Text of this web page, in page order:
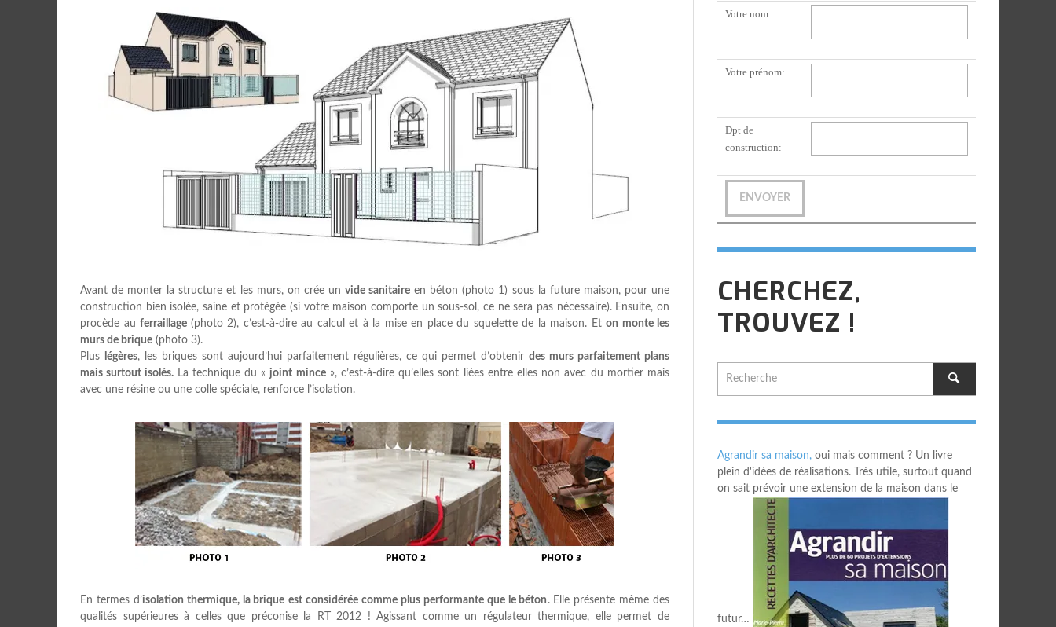
Avant de monter la structure et les murs, on crée un vide sanitaire en béton (photo 1) sous la future maison, pour une
construction bien isolée, saine et protégée (si votre maison comporte un sous-sol, ce ne sera pas nécessaire). Ensuite, on
procède au ferraillage (photo 2), c’est-à-dire au calcul et à la mise en place du squelette de la maison. Et on monte les
murs de brique (photo 3).
Plus
légères, les briques sont aujourd’hui parfaitement régulières, ce qui permet d’obtenir des murs parfaitement plans
mais surtout isolés. La technique du « joint mince», c’est-à-dire qu’elles sont liées entre elles non avec du mortier mais
avec une résine ou une colle spéciale, renforce l’isolation.
En termes d’isolation thermique, la brique est considérée comme plus performante que le béton . Elle présente même des
qualités supérieures à celles que préconise la RT 2012 ! Agissant comme un régulateur thermique, elle permet de
Votre nom:
Votre prénom:
Dpt de
construction:
CHERCHEZ,
TROUVEZ !
Agrandir sa maison, oui mais comment ? Un livre
plein d'idées de réalisations. Très utile, surtout quand
on sait prévoir une extension de la maison dans le
futur…